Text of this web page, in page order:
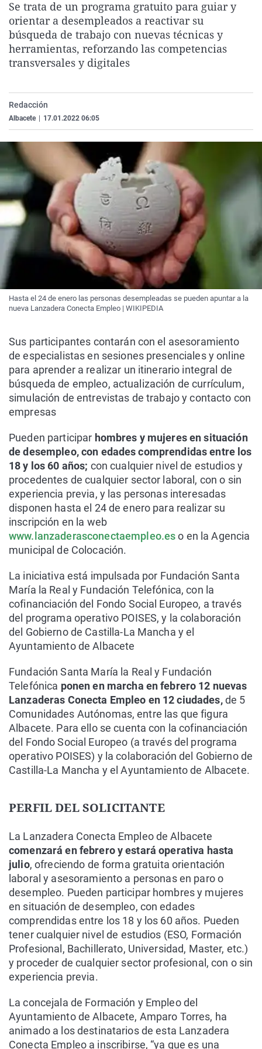
La rosa de los vientos
Gente viajera
Como el perro y el
Caso
Retornados
Equipo de
Extremadura
Galicia
La Rioja
País Vasco
Virales
Televisión
Elecciones
Se trata de un programa gratuito para guiar y
orientar a desempleados a reactivar su
búsqueda de trabajo con nuevas técnicas y
herramientas, reforzando las competencias
transversales y digitales
Redacción
Albacete 17.01.2022 06:05
Hasta el 24 de enero las personas desempleadas se pueden apuntar a la
nueva Lanzadera Conecta Empleo | WIKIPEDIA
Sus participantes contarán con el asesoramiento
de especialistas en sesiones presenciales y online
para aprender a realizar un itinerario integral de
búsqueda de empleo, actualización de currículum,
simulación de entrevistas de trabajo y contacto con
empresas
Pueden participar hombres y mujeres en situación
de desempleo, con edades comprendidas entre los
18 y los 60 años; con cualquier nivel de estudios y
procedentes de cualquier sector laboral, con o sin
experiencia previa, y las personas interesadas
disponen hasta el 24 de enero para realizar su
inscripción en la web
www.lanzaderasconectaempleo.eso en la Agencia
municipal de Colocación.
La iniciativa está impulsada por Fundación Santa
María la Real y Fundación Telefónica, con la
cofinanciación del Fondo Social Europeo, a través
del programa operativo POISES, y la colaboración
del Gobierno de Castilla-La Mancha y el
Ayuntamiento de Albacete
Fundación Santa María la Real y Fundación
Telefónica ponen en marcha en febrero 12 nuevas
Lanzaderas Conecta Empleo en 12 ciudades,de 5
Comunidades Autónomas, entre las que figura
Albacete. Para ello se cuenta con la cofinanciación
del Fondo Social Europeo (a través del programa
operativo POISES) y la colaboración del Gobierno de
Castilla-La Mancha y el Ayuntamiento de Albacete.
PERFIL DEL SOLICITANTE
La Lanzadera Conecta Empleo de Albacete
comenzará en febrero y estará operativa hasta
julio, ofreciendo de forma gratuita orientación
laboral y asesoramiento a personas en paro o
desempleo. Pueden participar hombres y mujeres
en situación de desempleo, con edades
comprendidas entre los 18 y los 60 años. Pueden
tener cualquier nivel de estudios (ESO, Formación
Profesional, Bachillerato, Universidad, Master, etc.)
y proceder de cualquier sector profesional, con o sin
experiencia previa.
La concejala de Formación y Empleo del
Ayuntamiento de Albacete, Amparo Torres, ha
animado a los destinatarios de esta Lanzadera
Conecta Empleo a inscribirse, “ya que es una